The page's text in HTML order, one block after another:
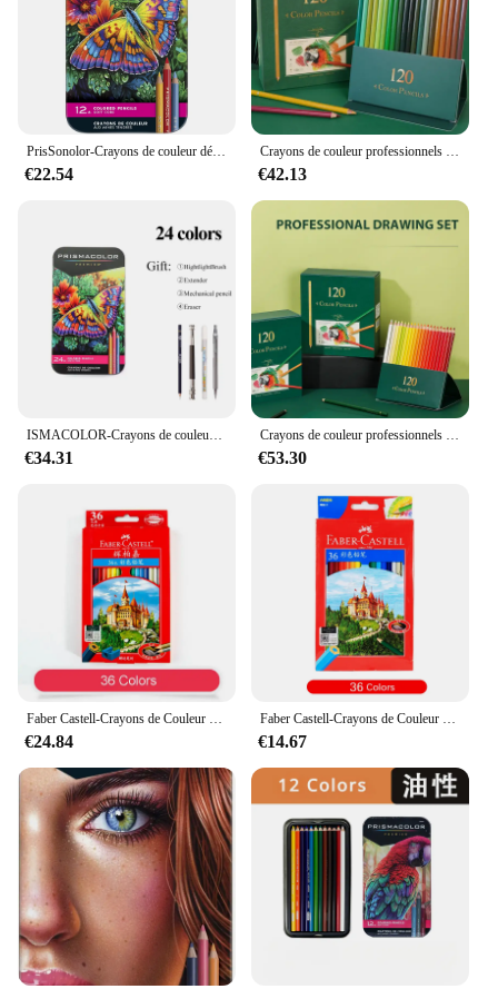
PrisSonolor-Crayons de couleur détendus originaux, fournitures d'art pour le dessin, l'esquisse, la coloration adulte, 18 boîtes, 36 couleurs, 72 couleurs, 150 couleurs
€22.54
Crayons de couleur professionnels décontractés pour artistes et étudiants, couleurs vibrantes, décoloration, croquis, coloriage, 120 couleurs
€42.13
ISMACOLOR-Crayons de couleur professionnels détendus, noyau souple, dessin, ensemble de crayons gras pour débutants et artistes expérimentés
€34.31
Crayons de couleur professionnels décontractés pour artistes et étudiants, couleurs vibrantes, décoloration, croquis, coloriage, 120 couleurs
€53.30
Faber Castell-Crayons de Couleur à l'Huile Professionnels, 36, 48, 72 Couleurs, Croquis, Coloriage, Dessin, Art
€24.84
Faber Castell-Crayons de Couleur à l'Huile Professionnels, 36, 48, 72 Couleurs, Croquis, Coloriage, Dessin, Art
€14.67